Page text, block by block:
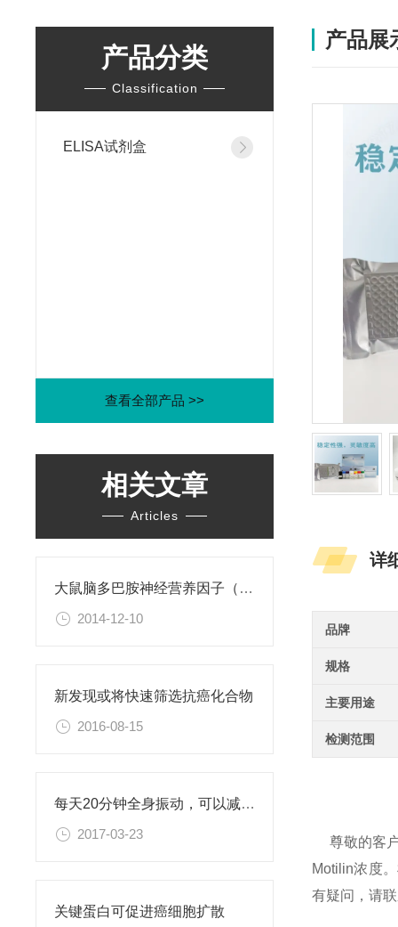
产品分类
Classification
ELISA试剂盒
查看全部产品 >>
相关文章
Articles
大鼠脑多巴胺神经营养因子（CDNF）ELISA试剂盒
2014-12-10
新发现或将快速筛选抗癌化合物
2016-08-15
每天20分钟全身振动，可以减肥、对抗糖尿病
2017-03-23
关键蛋白可促进癌细胞扩散
产品展
详
品牌
规格
主要用途
检测范围
尊敬的客
Motilin浓度
有疑问，请